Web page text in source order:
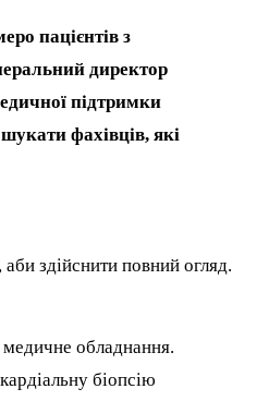
пацієнтів з
директор
підтримки
фахівців, які
здійснити повний огляд.
обладнання.
біопсію